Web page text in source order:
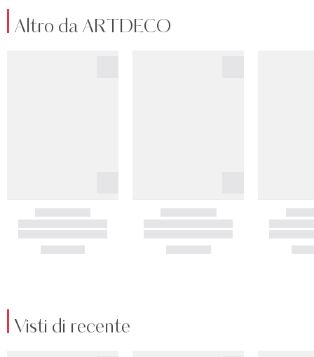
Altro da ARTDECO
Visti di recente